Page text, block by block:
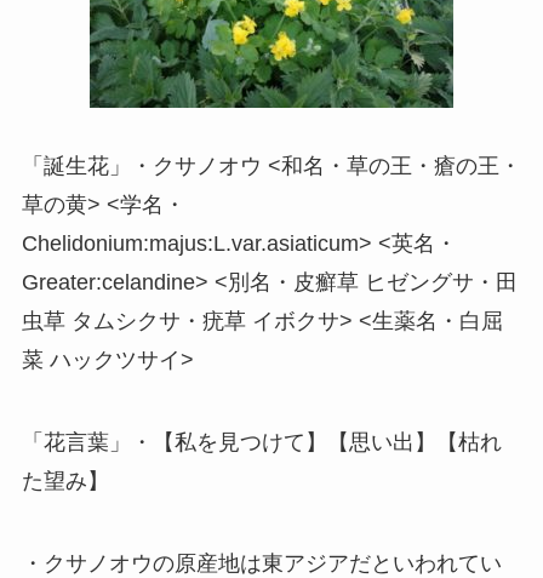
「誕生花」・クサノオウ <和名・草の王・瘡の王・
草の黄> <学名・
Chelidonium:majus:L.var.asiaticum> <英名・
Greater:celandine> <別名・皮癬草 ヒゼングサ・田
虫草 タムシクサ・疣草 イボクサ> <生薬名・白屈
菜 ハックツサイ>
「花言葉」・【私を見つけて】【思い出】【枯れ
た望み】
・クサノオウの原産地は東アジアだといわれてい